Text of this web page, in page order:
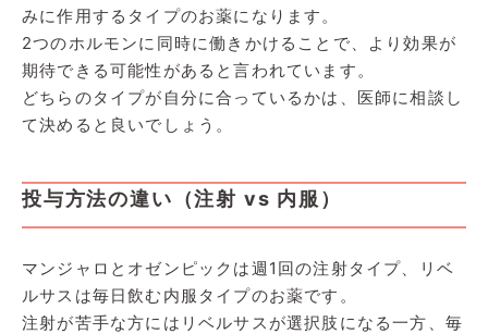
みに作用するタイプのお薬になります。
2つのホルモンに同時に働きかけることで、より効果が
期待できる可能性があると言われています。
どちらのタイプが自分に合っているかは、医師に相談し
て決めると良いでしょう。
投与方法の違い（注射 vs 内服）
マンジャロとオゼンピックは週1回の注射タイプ、リベ
ルサスは毎日飲む内服タイプのお薬です。
注射が苦手な方にはリベルサスが選択肢になる一方、毎